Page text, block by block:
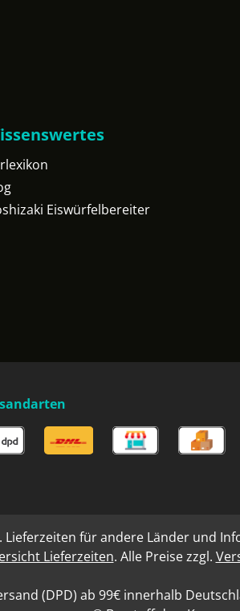
Eiswürfelbereiter
für andere Länder und
Lieferzeiten. Alle Preise zzgl.
(DPD) ab 99€ innerhalb